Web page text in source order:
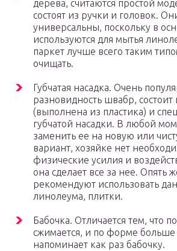
дерева, считаются простой
состоят из ручки и головок.
универсальны, поскольку в
используются для мытья
паркет лучше всего таким
очищать.
Губчатая насадка. Очень
разновидность швабр, состоит
(выполнена из пластика) и
губчатой насадки. В любой
заменить ее на новую или
вариант, хозяйке нет
физические усилия и
она сделает все за нее. Опять
рекомендуют использовать
линолеума, плитки.
Бабочка. Отличается тем, что
сжимается, и по форме больше
напоминает как раз бабочку.